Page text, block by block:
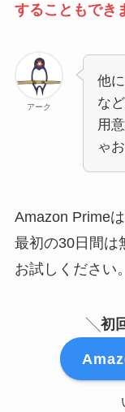
することもでき
アーク
他
な
用
ゃ
Amazon Prime
最初の30日間は
お試しください。
╲初